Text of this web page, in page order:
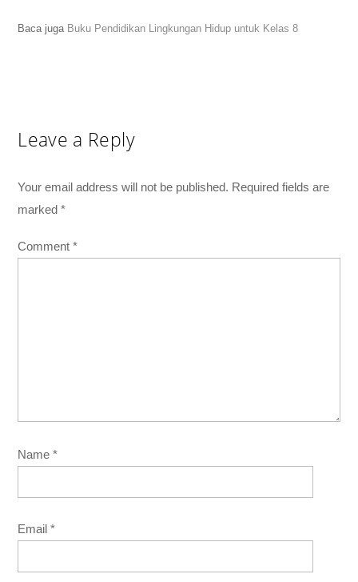
Baca juga Buku Pendidikan Lingkungan Hidup untuk Kelas 8
Leave a Reply
Your email address will not be published. Required fields are
marked*
Comment*
Name*
Email*